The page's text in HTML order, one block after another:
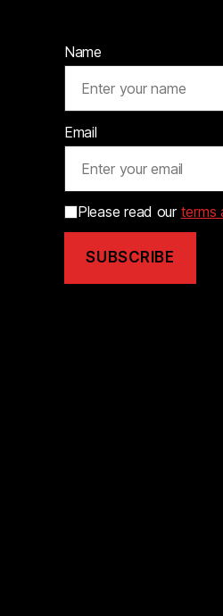
Name
Email
Please read our terms